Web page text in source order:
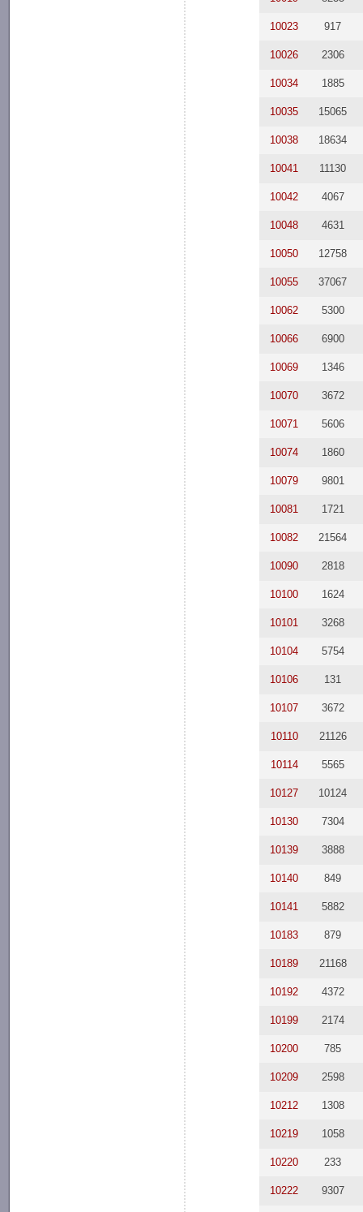
10023 917
10026 2306
10034 1885
10035 15065
10038 18634
10041 11130
10042 4067
10048 4631
10050 12758
10055 37067
10062 5300
10066 6900
10069 1346
10070 3672
10071 5606
10074 1860
10079 9801
10081 1721
10082 21564
10090 2818
10100 1624
10101 3268
10104 5754
10106 131
10107 3672
10110 21126
10114 5565
10127 10124
10130 7304
10139 3888
10140 849
10141 5882
10183 879
10189 21168
10192 4372
10199 2174
10200 785
10209 2598
10212 1308
10219 1058
10220 233
10222 9307